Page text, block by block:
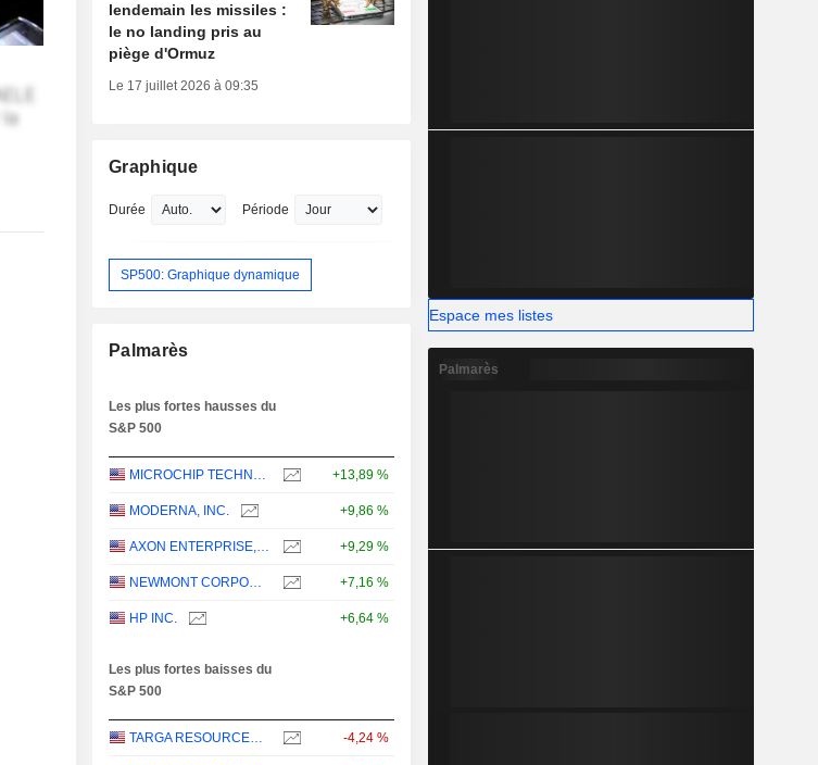
lendemain les missiles :
le no landing pris au
piège d'Ormuz
Le 17 juillet 2026 à 09:35
Graphique
Durée Période
SP500: Graphique dynamique
Palmarès
Les plus fortes hausses du
S&P 500
MICROCHIP TECHNOLOGY INCORPORATED +13,89 %
MODERNA, INC. +9,86 %
AXON ENTERPRISE, INC. +9,29 %
NEWMONT CORPORATION +7,16 %
HP INC. +6,64 %
Les plus fortes baisses du
S&P 500
TARGA RESOURCES CORP. -4,24 %
Espace mes listes
Palmarès